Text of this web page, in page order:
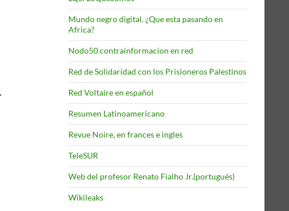
Mundo negro digital. ¿Que esta pasando en
Africa?
Nodo50 contrainformacion en red
Red de Solidaridad con los Prisioneros Palestinos
Red Voltaire en español
Resumen Latinoamericano
Revue Noire, en frances e ingles
TeleSUR
Web del profesor Renato Fialho Jr.(portugués)
Wikileaks